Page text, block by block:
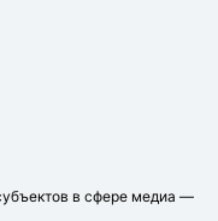
в сфере медиа —